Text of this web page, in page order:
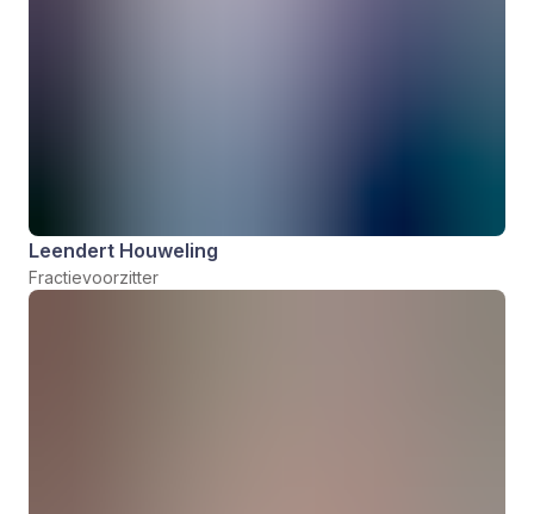
Leendert Houweling
Fractievoorzitter